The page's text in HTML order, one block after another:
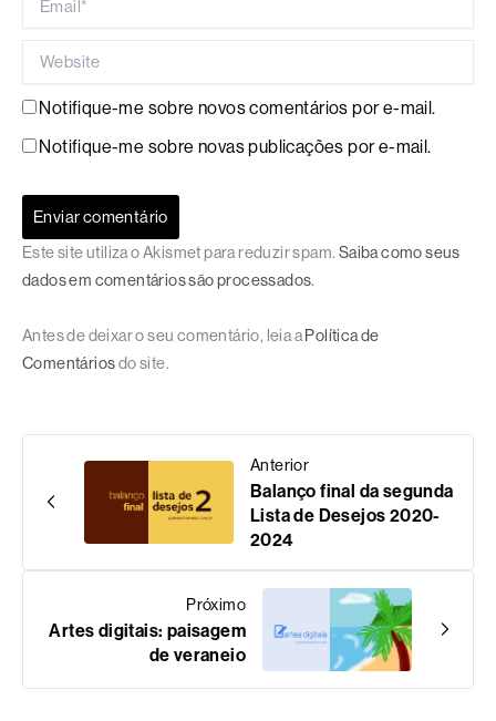
Notifique-me sobre novos comentários por e-mail.
Notifique-me sobre novas publicações por e-mail.
Este site utiliza o Akismet para reduzir spam. Saiba como seus
dados em comentários são processados.
Antes de deixar o seu comentário, leia a Política de
Comentáriosdo site.
Anterior
Balanço final da segunda
Lista de Desejos 2020-
2024
Próximo
Artes digitais: paisagem
de veraneio